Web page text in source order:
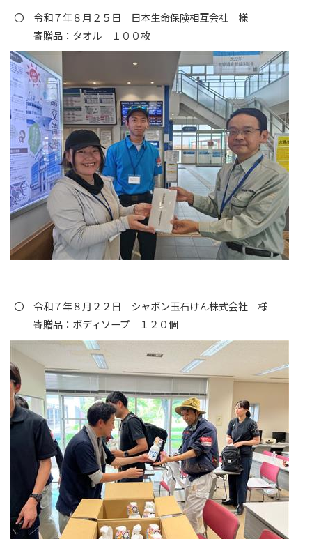
〇 令和７年８月２５日 日本生命保険相互会社 様
寄贈品：タオル １００枚
〇 令和７年８月２２日 シャボン玉石けん株式会社 様
寄贈品：ボディソープ １２０個